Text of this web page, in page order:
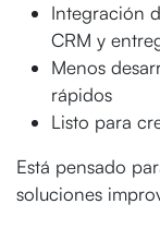
Integración
CRM y
Menos
rápidos
Listo para
Está pensado
soluciones